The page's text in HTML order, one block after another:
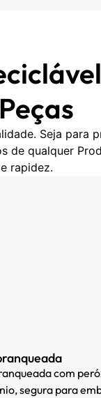
Seja para
de qualquer
rapidez.
com
segura para